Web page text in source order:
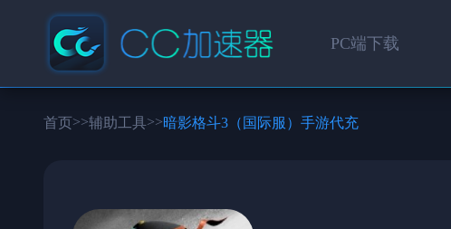
PC端下载
首页>>辅助工具>>暗影格斗3（国际服）手游代充